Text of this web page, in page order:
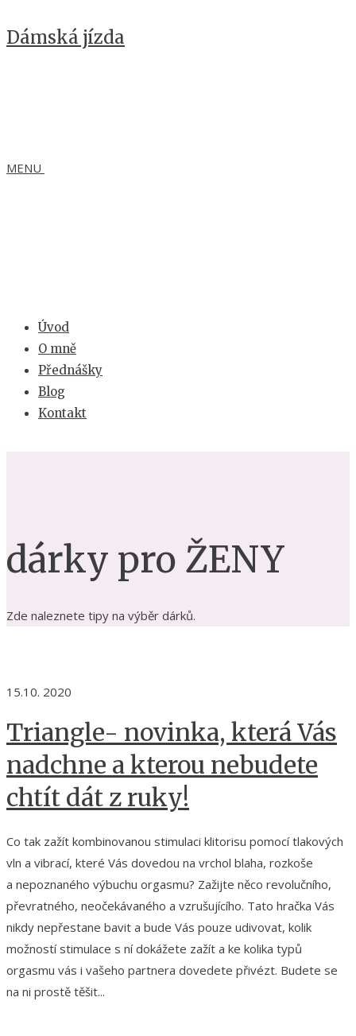
Dámská jízda
MENU
Úvod
O mně
Přednášky
Blog
Kontakt
dárky pro ŽENY
Zde naleznete tipy na výběr dárků.
15.10. 2020
Triangle- novinka, která Vás
nadchne a kterou nebudete
chtít dát z ruky!
Co tak zažít kombinovanou stimulaci klitorisu pomocí tlakových
vln a vibrací, které Vás dovedou na vrchol blaha, rozkoše
a nepoznaného výbuchu orgasmu? Zažijte něco revolučního,
převratného, neočekávaného a vzrušujícího. Tato hračka Vás
nikdy nepřestane bavit a bude Vás pouze udivovat, kolik
možností stimulace s ní dokážete zažít a ke kolika typů
orgasmu vás i vašeho partnera dovedete přivézt. Budete se
na ni prostě těšit...